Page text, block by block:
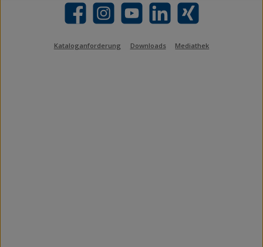
Facebook Instagram YouTube LinkedIn Xing
Kataloganforderung Downloads Mediathek